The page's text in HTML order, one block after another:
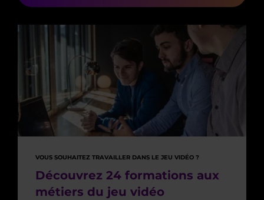
VOUS SOUHAITEZ TRAVAILLER DANS LE JEU VIDÉO ?
Découvrez 24 formations aux
métiers du jeu vidéo